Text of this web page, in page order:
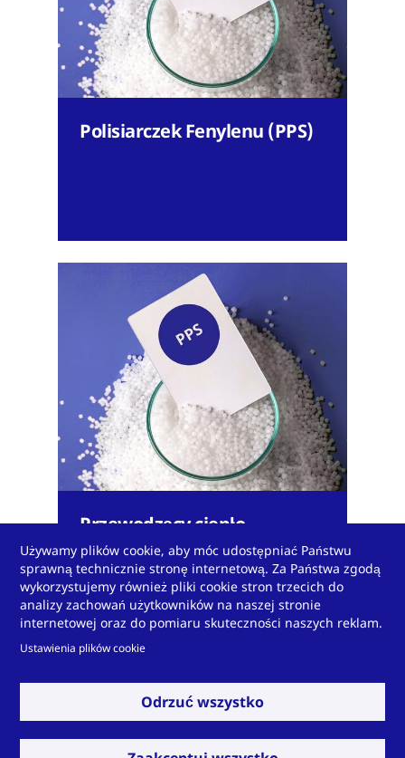
Polisiarczek Fenylenu (PPS)
Przewodzący ciepło
polisiarczek fenylenu (PPS)
Rozwiń
Używamy plików cookie, aby móc udostępniać Państwu
sprawną technicznie stronę internetową. Za Państwa zgodą
wykorzystujemy również pliki cookie stron trzecich do
analizy zachowań użytkowników na naszej stronie
internetowej oraz do pomiaru skuteczności naszych reklam.
Ustawienia plików cookie
Odrzuć wszystko